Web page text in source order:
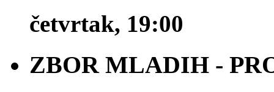
četvrtak, 19:00
ZBOR MLADIH -